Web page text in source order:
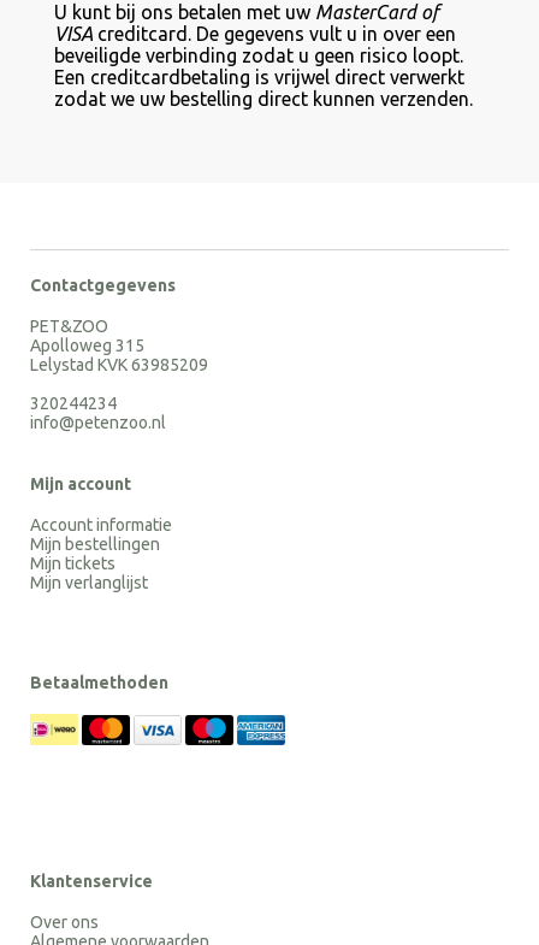
U kunt bij ons betalen met uw MasterCard of
VISA creditcard. De gegevens vult u in over een
beveiligde verbinding zodat u geen risico loopt.
Een creditcardbetaling is vrijwel direct verwerkt
zodat we uw bestelling direct kunnen verzenden.
Contactgegevens
PET&ZOO
Apolloweg 315
Lelystad KVK 63985209
320244234
info@petenzoo.nl
Mijn account
Account informatie
Mijn bestellingen
Mijn tickets
Mijn verlanglijst
Betaalmethoden
Klantenservice
Over ons